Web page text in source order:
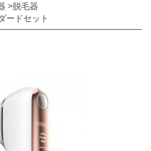
>脱毛器
ードセット